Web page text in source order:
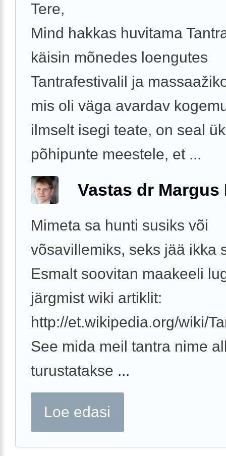
Tere,
Mind hakkas huvitama
käisin mõnedes loengutes
Tantrafestivalil ja
mis oli väga avardav
ilmselt isegi teate, on seal
põhipunte meestele, et ...
Vastas dr Margus
Mimeta sa hunti susiks või
võsavillemiks, seks jää ikka
Esmalt soovitan maakeeli
järgmist wiki artiklit:
http://et.wikipedia.org/wiki/
See mida meil tantra nime
turustatakse ...
Loe edasi